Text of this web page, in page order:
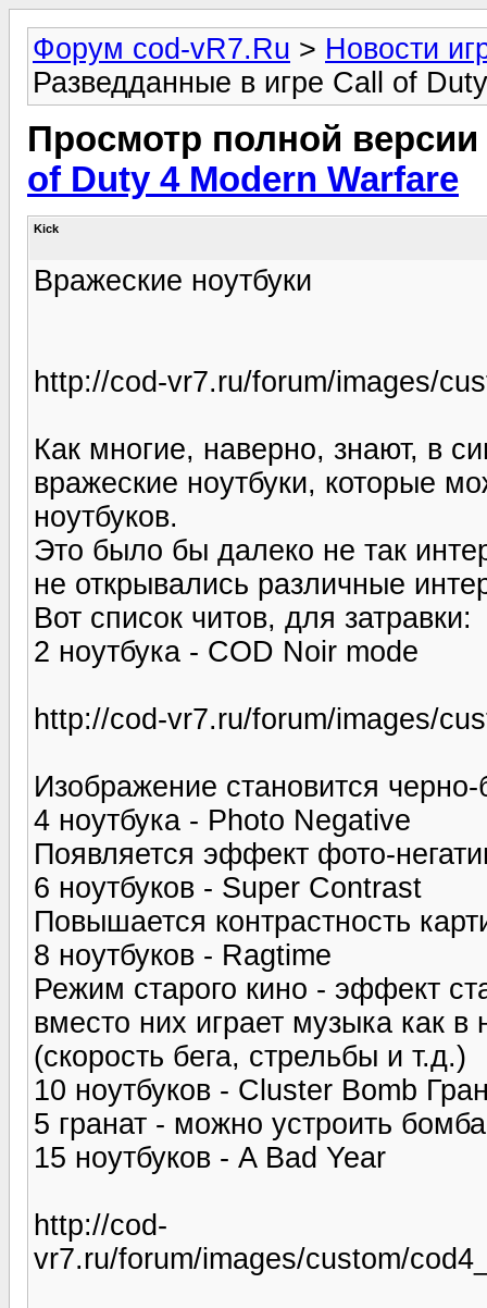
Форум cod-vR7.Ru > Новости
Разведданные в игре Call of
Просмотр полной
of Duty 4 Modern Warfare
Kick
Вражеские ноутбуки
http://cod-vr7.ru/forum/images/
Как многие, наверно, знают, в
вражеские ноутбуки, которые
ноутбуков.
Это было бы далеко не так
не открывались различные
Вот список читов, для затравки:
2 ноутбука - COD Noir mode
http://cod-vr7.ru/forum/images/
Изображение становится
4 ноутбука - Photo Negative
Появляется эффект фото-
6 ноутбуков - Super Contrast
Повышается контрастность
8 ноутбуков - Ragtime
Режим старого кино - эффект
вместо них играет музыка как
(скорость бега, стрельбы и т.д.)
10 ноутбуков - Cluster Bomb
5 гранат - можно устроить
15 ноутбуков - A Bad Year
http://cod-
vr7.ru/forum/images/custom/